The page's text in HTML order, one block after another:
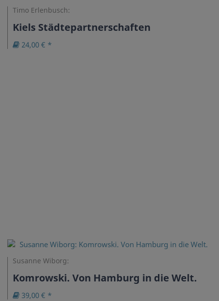
Timo Erlenbusch:
Kiels Städtepartnerschaften
24,00 € *
Susanne Wiborg:
Komrowski. Von Hamburg in die Welt.
39,00 € *